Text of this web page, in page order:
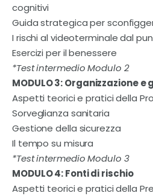
cognitivi
Guida strategica per
I rischi al videoterminale dal
Esercizi per il benessere
*Test intermedio Modulo 2
MODULO 3: Organizzazione e
Aspetti teorici e pratici della
Sorveglianza sanitaria
Gestione della sicurezza
Il tempo su misura
*Test intermedio Modulo 3
MODULO 4: Fonti di rischio
Aspetti teorici e pratici della